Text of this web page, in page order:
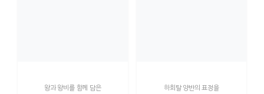
왕과 왕비를 함께 담은 하회탈 양반의 표정을